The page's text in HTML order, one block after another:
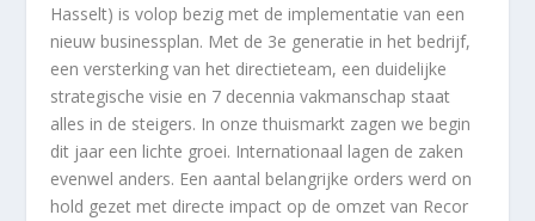
Hasselt) is volop bezig met de implementatie van een
nieuw businessplan. Met de 3e generatie in het bedrijf,
een versterking van het directieteam, een duidelijke
strategische visie en 7 decennia vakmanschap staat
alles in de steigers. In onze thuismarkt zagen we begin
dit jaar een lichte groei. Internationaal lagen de zaken
evenwel anders. Een aantal belangrijke orders werd on
hold gezet met directe impact op de omzet van Recor